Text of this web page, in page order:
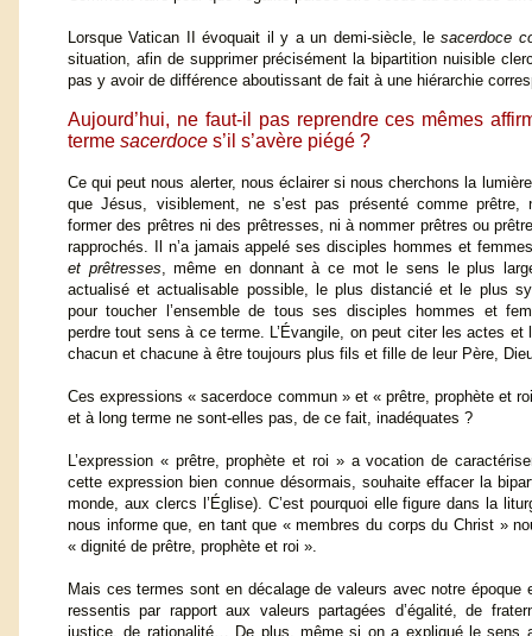
Lorsque Vatican II évoquait il y a un demi-siècle, lesacerdoce
situation, afin de supprimer précisément la bipartition nuisible
pas y avoir de différence aboutissant de fait à une hiérarchie
Aujourd’hui, ne faut-il pas reprendre ces mêmes
terme sacerdoce s’il s’avère piégé ?
Ce qui peut nous alerter, nous éclairer si nous cherchons la
que Jésus, visiblement, ne s’est pas présenté comme prêtre,
former des prêtres ni des prêtresses, ni à nommer prêtres ou
rapprochés. Il n’a jamais appelé ses disciples hommes et
et prêtresses, même en donnant à ce mot le sens le plus
actualisé et actualisable possible, le plus distancié et le plus
pour toucher l’ensemble de tous ses disciples hommes et
perdre tout sens à ce terme. L’Évangile, on peut citer les actes et
chacun et chacune à être toujours plus fils et fille de leur Père,
Ces expressions « sacerdoce commun » et « prêtre, prophète et
et à long terme ne sont-elles pas, de ce fait, inadéquates ?
L’expression « prêtre, prophète et roi » a vocation de
cette expression bien connue désormais, souhaite effacer la
monde, aux clercs l’Église). C’est pourquoi elle figure dans la
nous informe que, en tant que « membres du corps du Christ »
« dignité de prêtre, prophète et roi ».
Mais ces termes sont en décalage de valeurs avec notre époque
ressentis par rapport aux valeurs partagées d’égalité, de
justice, de rationalité… De plus, même si on a expliqué le sens